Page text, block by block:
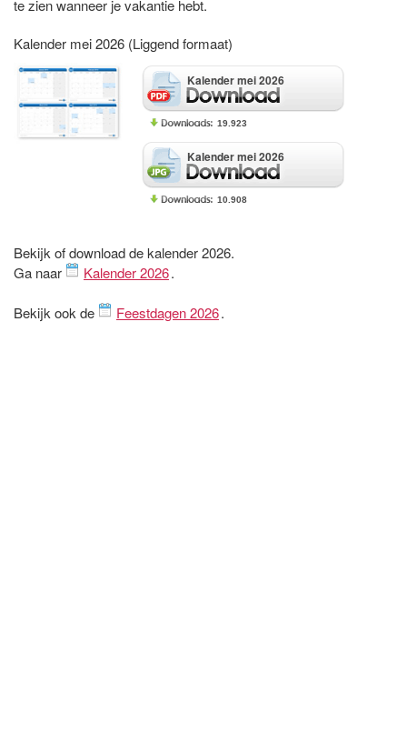
te zien wanneer je vakantie hebt.
Kalender mei 2026 (Liggend formaat)
Kalender mei 2026
19.923
Kalender mei 2026
10.908
Bekijk of download de kalender 2026.
Ga naar
Kalender 2026.
Bekijk ook de Feestdagen 2026.